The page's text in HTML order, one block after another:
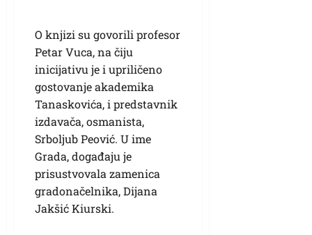
O knjizi su govorili profesor
Petar Vuca, na čiju
inicijativu je i upriličeno
gostovanje akademika
Tanaskovića, i predstavnik
izdavača, osmanista,
Srboljub Peović. U ime
Grada, događaju je
prisustvovala zamenica
gradonačelnika, Dijana
Jakšić Kiurski.